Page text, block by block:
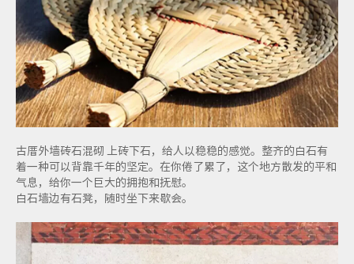
古厝外墙砖石混砌 上砖下石，给人以稳稳的感觉。整齐的白石有
着一种可以背靠千年的坚定。在你倦了累了，这个地方散发的平和
气息，给你一个巨大的拥抱和抚慰。
白石墙边有石凳，随时坐下来歇会。